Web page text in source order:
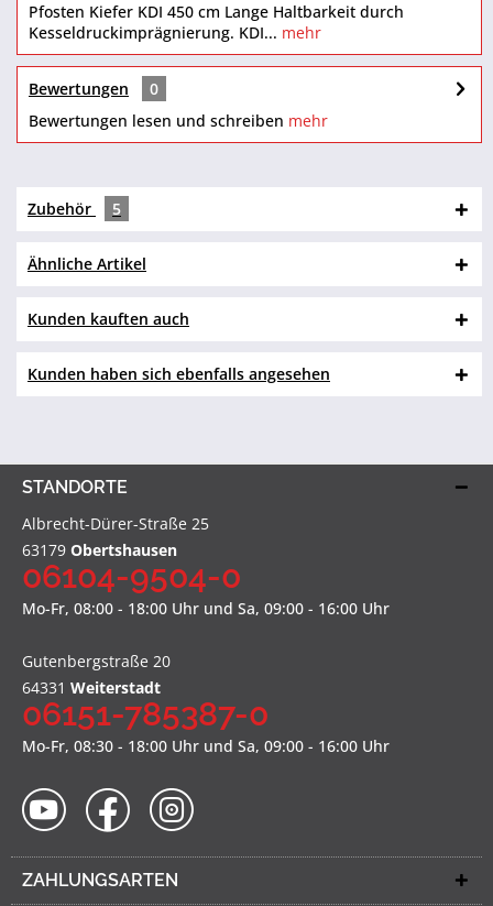
Pfosten Kiefer KDI 450 cm Lange Haltbarkeit durch
Kesseldruckimprägnierung. KDI... mehr
Bewertungen
0
Bewertungen lesen und schreiben mehr
Zubehör 5
Ähnliche Artikel
Kunden kauften auch
Kunden haben sich ebenfalls angesehen
STANDORTE
Albrecht-Dürer-Straße 25
63179 Obertshausen
06104-9504-0
Mo-Fr, 08:00 - 18:00 Uhr und Sa, 09:00 - 16:00 Uhr
Gutenbergstraße 20
64331 Weiterstadt
06151-785387-0
Mo-Fr, 08:30 - 18:00 Uhr und Sa, 09:00 - 16:00 Uhr
ZAHLUNGSARTEN